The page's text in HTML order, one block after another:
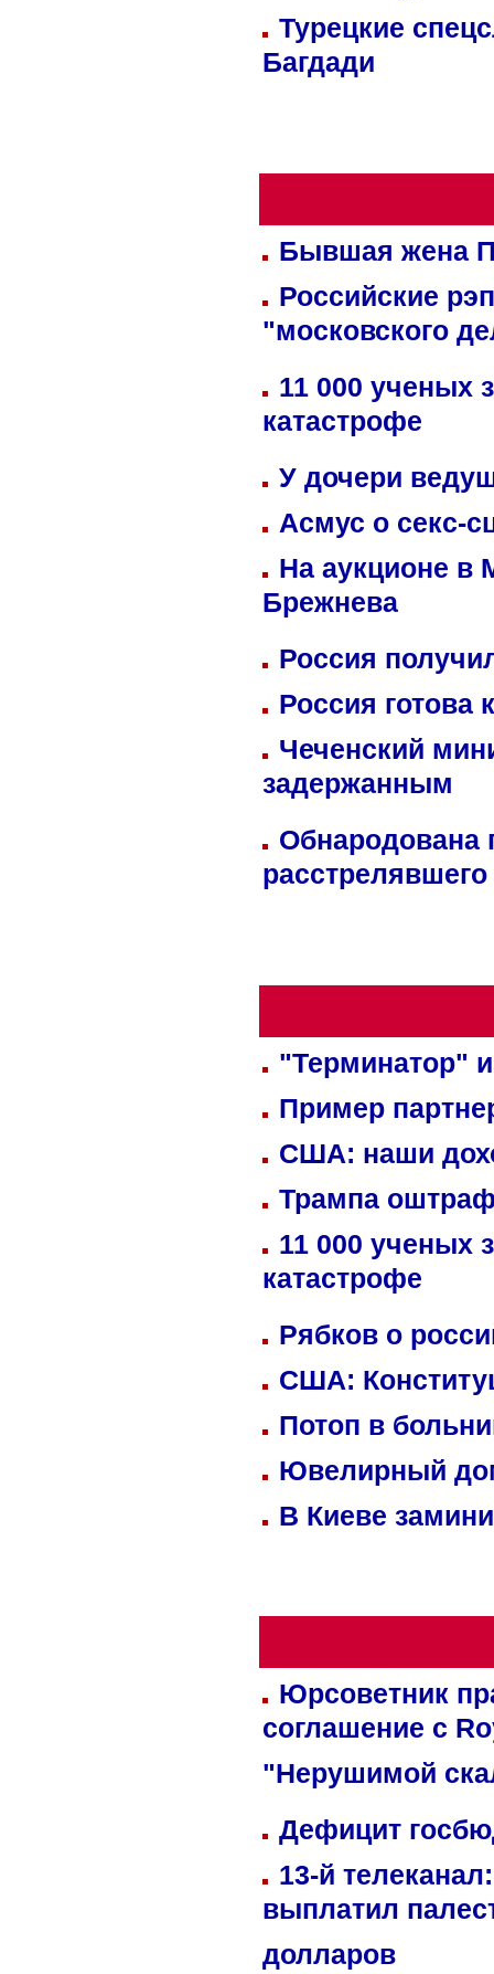
Турецкие
Багдади
Бывшая жена
Российские
"московского
11 000 ученых
катастрофе
У дочери
Асмус о секс-
На аукционе в
Брежнева
Россия
Россия готова
Чеченский
задержанным
Обнародована
"Терминатор"
Пример
США: наши
Трампа
11 000 ученых
катастрофе
Рябков о
США:
Потоп в
Ювелирный
В Киеве
Юрсоветник
соглашение с
"Нерушимой
Дефицит
13-й
выплатил
долларов